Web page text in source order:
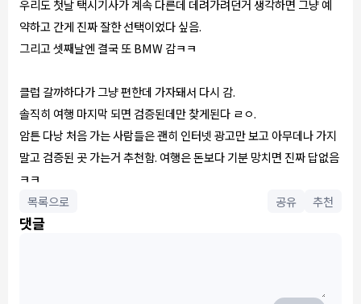
우리도 첫날 택시기사가 계속 다른데 데려가려던거 생각하면 그냥 예
약하고 간게 진짜 잘한 선택이었다 싶음.
그리고 셋째날엔 결국 또 BMW 감ㅋㅋ
클럽 갈까하다가 그냥 편한데 가자돼서 다시 감.
솔직히 여행 마지막 되면 검증된데만 찾게된다 ㄹㅇ.
암튼 다낭 처음 가는 사람들은 괜히 인터넷 광고만 보고 아무데나 가지
말고 검증된 곳 가는거 추천함. 여행은 돈보다 기분 망치면 진짜 답없음
ㅋㅋ
목록으로
공유 추천
댓글